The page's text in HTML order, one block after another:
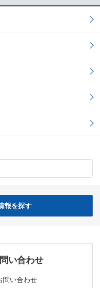
報を探す
い合わせ
問い合わせ